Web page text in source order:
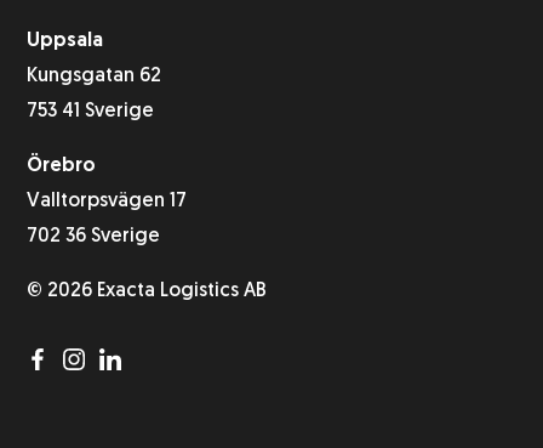
Uppsala
Kungsgatan 62
753 41 Sverige
Örebro
Valltorpsvägen 17
702 36 Sverige
© 2026 Exacta Logistics AB